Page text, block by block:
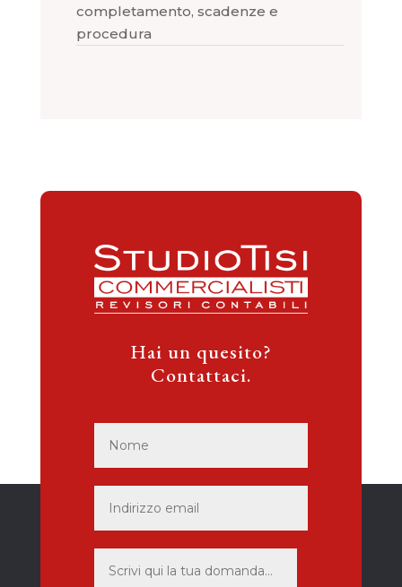
completamento, scadenze e
procedura
Hai un quesito?
Contattaci.